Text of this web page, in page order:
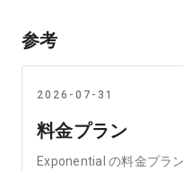
参考
2026-07-31
料金プラン
Exponential の料金プラ